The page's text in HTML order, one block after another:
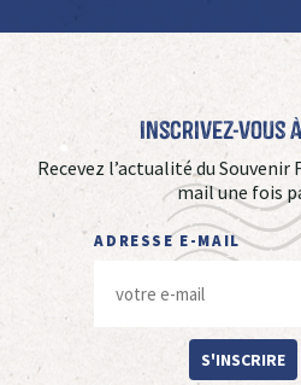
Inscrivez-vous
Recevez l’actualité du
mail une fois
ADRESSE E-MAIL
S'INSCRIRE